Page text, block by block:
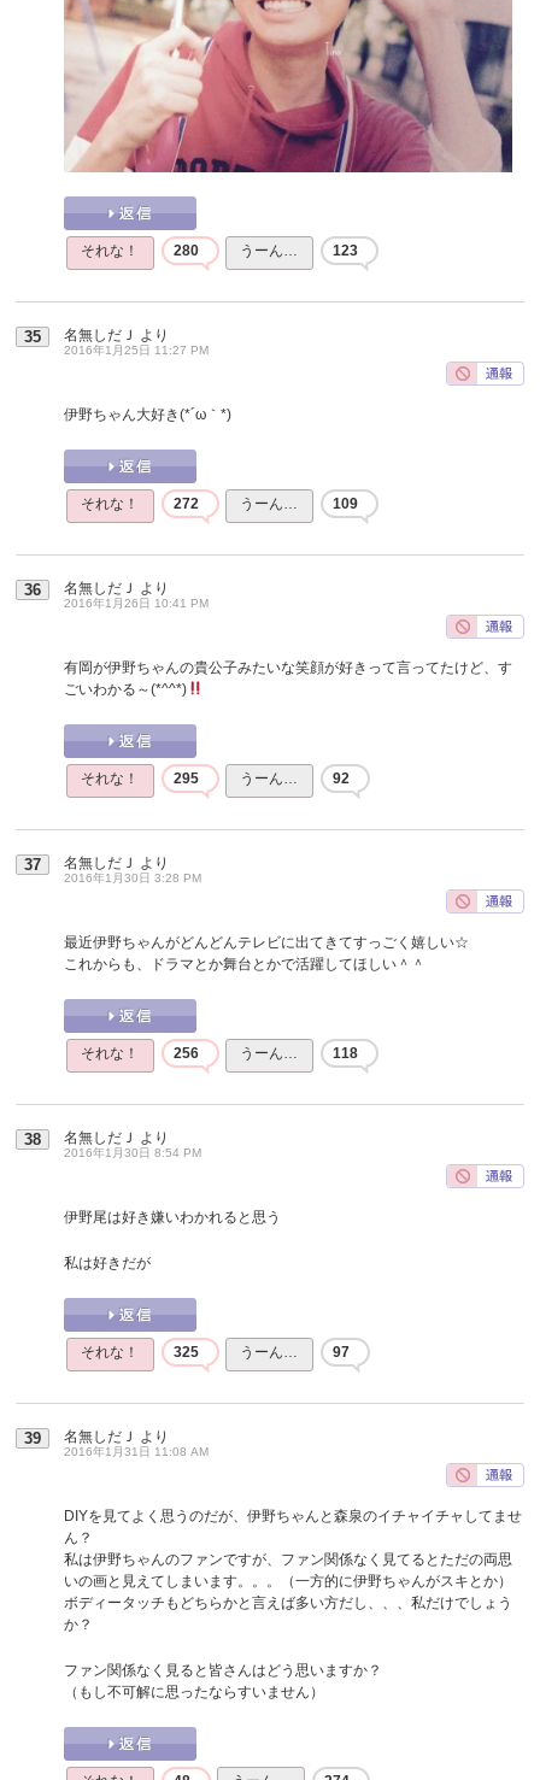
それな！ 280 うーん… 123
35 名無しだＪ より
2016年1月25日 11:27 PM
伊野ちゃん大好き(*´ω｀*)
それな！ 272 うーん… 109
36 名無しだＪ より
2016年1月26日 10:41 PM
有岡が伊野ちゃんの貴公子みたいな笑顔が好きって言ってたけど、す
ごいわかる～(*^^*)
それな！ 295 うーん… 92
37 名無しだＪ より
2016年1月30日 3:28 PM
最近伊野ちゃんがどんどんテレビに出てきてすっごく嬉しい☆
これからも、ドラマとか舞台とかで活躍してほしい＾＾
それな！ 256 うーん… 118
38 名無しだＪ より
2016年1月30日 8:54 PM
伊野尾は好き嫌いわかれると思う
私は好きだが
それな！ 325 うーん… 97
39 名無しだＪ より
2016年1月31日 11:08 AM
DIYを見てよく思うのだが、伊野ちゃんと森泉のイチャイチャしてませ
ん？
私は伊野ちゃんのファンですが、ファン関係なく見てるとただの両思
いの画と見えてしまいます。。。（一方的に伊野ちゃんがスキとか）
ボディータッチもどちらかと言えば多い方だし、、、私だけでしょう
か？
ファン関係なく見ると皆さんはどう思いますか？
（もし不可解に思ったならすいません）